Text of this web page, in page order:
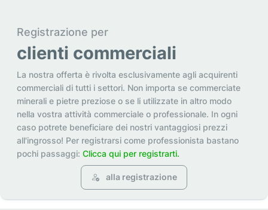
Registrazione per
clienti commerciali
La nostra offerta è rivolta esclusivamente agli acquirenti
commerciali di tutti i settori. Non importa se commerciate
minerali e pietre preziose o se li utilizzate in altro modo
nella vostra attività commerciale o professionale. In ogni
caso potrete beneficiare dei nostri vantaggiosi prezzi
all'ingrosso! Per registrarsi come professionista bastano
pochi passaggi: Clicca qui per registrarti.
alla registrazione